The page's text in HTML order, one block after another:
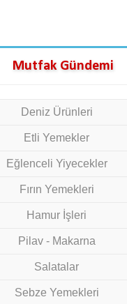
Mutfak Gündemi
Deniz Ürünleri
Etli Yemekler
Eğlenceli Yiyecekler
Fırın Yemekleri
Hamur İşleri
Pilav - Makarna
Salatalar
Sebze Yemekleri